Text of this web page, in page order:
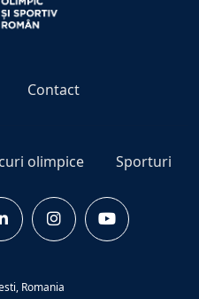
Contact
olimpice Sporturi
Romania